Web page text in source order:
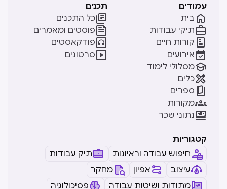
עמודים
בית 
תיקי עבודות
קורות חיים 
אירועים 
מסלולי לימוד
כלים
ספרים 
מקורות
נתוני שכר
תכנים
כל התכנים
פוסטים ומאמרים
פודקאסטים
סרטונים
קטגוריות
חיפוש עבודה וראיונות
תיק עבודות
עיצוב
אפיון
מחקר
מתודות ושיטות עבודה
פסיכולוגיה